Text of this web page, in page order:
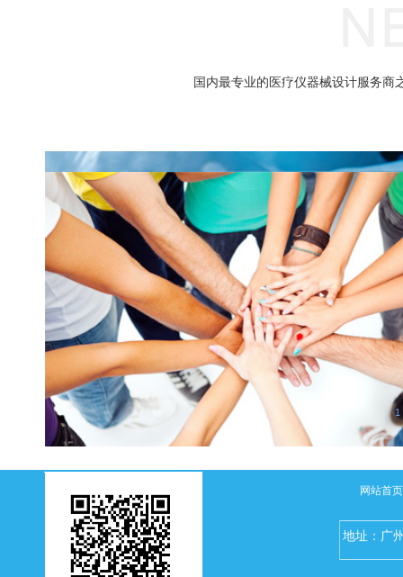
国内最专业的医疗仪器械设计服务
1
地址： 广
网站首页